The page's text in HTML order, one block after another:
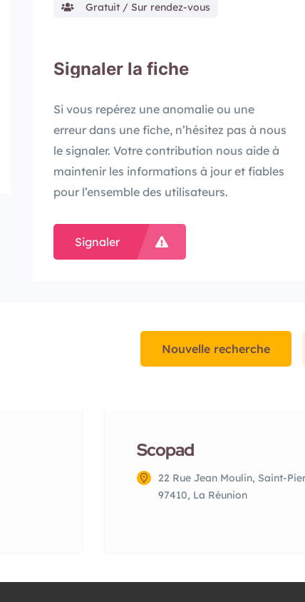
Gratuit / Sur rendez-vous
Signaler la fiche
Si vous repérez une anomalie ou une
erreur dans une fiche, n’hésitez pas à nous
le signaler. Votre contribution nous aide à
maintenir les informations à jour et fiables
pour l’ensemble des utilisateurs.
Signaler
Nouvelle recherche
Scopad
22 Rue Jean Moulin, Saint-
97410, La Réunion